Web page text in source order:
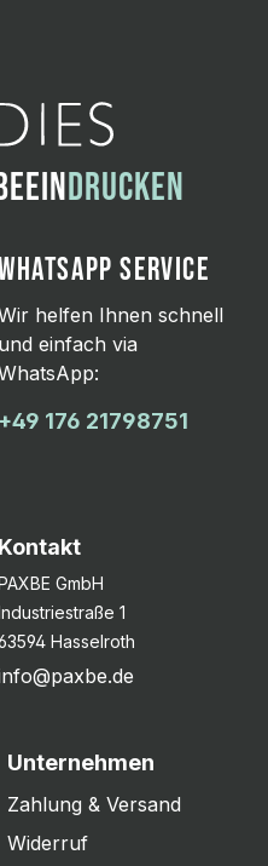
DRUCKEN
SERVICE
helfen Ihnen schnell
und einfach via
+49 176 21798751
Kontakt
GmbH
1
Hasselroth
Unternehmen
Zahlung & Versand
Widerruf